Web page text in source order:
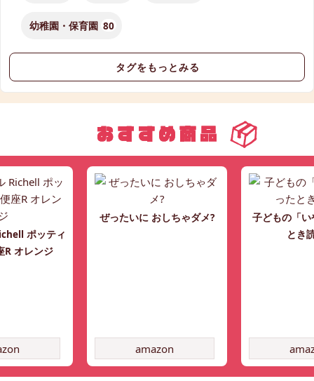
幼稚園・保育園 80
タグをもっとみる
ポッティ
R オレンジ
ぜったいに おしちゃダメ?
amazon
子どもの「
とき